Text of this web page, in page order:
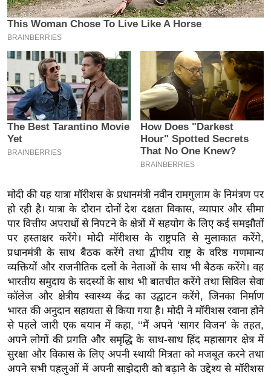
0
2
6
क्रा
इ
म
ई
-
पे
प
मि
सा
ल
बे
मि
सा
ल
श
ख्सि
य
त
मोदी की यह यात्रा मॉरीशस के प्रधानमंत्री नवीन रामगुलाम के निमंत्रण पर
हो रही है। यात्रा के दौरान दोनों देश दक्षता विकास, व्यापार और सीमा
पार वित्तीय अपराधों से निपटने के क्षेत्रों में सहयोग के लिए कई समझौतों
पर हस्ताक्षर करेंगे। मोदी मॉरीशस के राष्ट्रपति से मुलाकात करेंगे,
प्रधानमंत्री के साथ बैठक करेंगे तथा द्वीपीय राष्ट्र के वरिष्ठ गणमान्य
व्यक्तियों और राजनीतिक दलों के नेताओं के साथ भी बैठक करेंगे। वह
भारतीय समुदाय के सदस्यों के साथ भी बातचीत करेंगे तथा सिविल सेवा
कॉलेज और क्षेत्रीय स्वास्थ्य केंद्र का उद्घाटन करेंगे, जिनका निर्माण
भारत की अनुदान सहायता से किया गया है। मोदी ने मॉरीशस रवाना होने
से पहले जारी एक बयान में कहा, ‘‘मैं अपने ‘सागर विजन’ के तहत,
अपने लोगों की प्रगति और समृद्धि के साथ-साथ हिंद महासागर क्षेत्र में
सुरक्षा और विकास के लिए अपनी स्थायी मित्रता को मजबूत करने तथा
अपने सभी पहलुओं में अपनी साझेदारी को बढ़ाने के उद्देश्य से मॉरीशस